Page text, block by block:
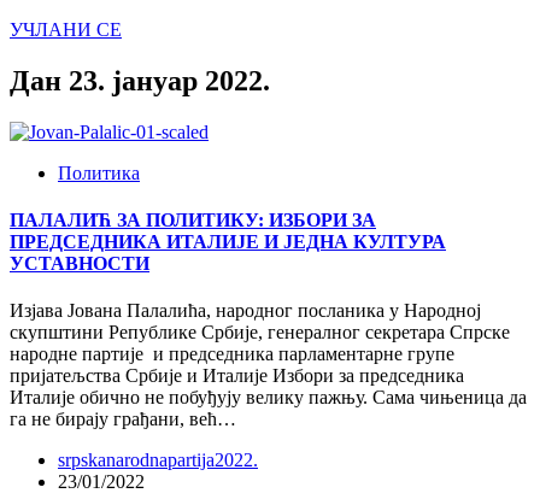
УЧЛАНИ СЕ
Дан 23. јануар 2022.
Политика
ПАЛАЛИЋ ЗА ПОЛИТИКУ: ИЗБОРИ ЗА
ПРЕДСЕДНИКА ИТАЛИЈЕ И ЈЕДНА КУЛТУРА
УСТАВНОСТИ
Изјава Јована Палалића, народног посланика у Народној
скупштини Републике Србије, генералног секретара Спрске
народне партије и председника парламентарне групе
пријатељства Србије и Италије Избори за председника
Италије обично не побуђују велику пажњу. Сама чињеница да
га не бирају грађани, већ…
srpskanarodnapartija2022.
23/01/2022